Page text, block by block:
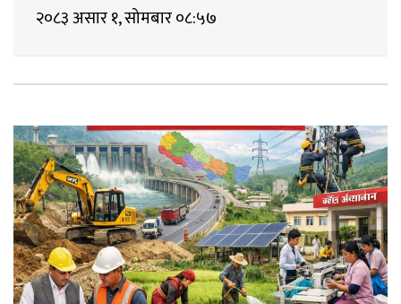
२०८३ असार १, सोमबार ०८:५७